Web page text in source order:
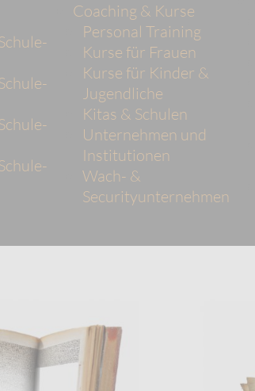
Coaching & Kurse
Personal Training
Kurse für Frauen
Kurse für Kinder &
Jugendliche
Kitas & Schulen
Unternehmen und
Institutionen
Wach- &
Securityunternehmen